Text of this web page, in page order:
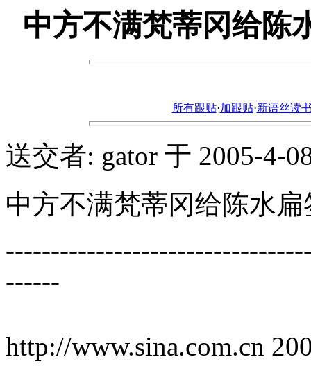
中方不满梵蒂冈给陈
所有跟贴·加跟贴·新语丝读
送交者: gator 于 2005-4-
中方不满梵蒂冈给陈水
------
http://www.sina.com.cn